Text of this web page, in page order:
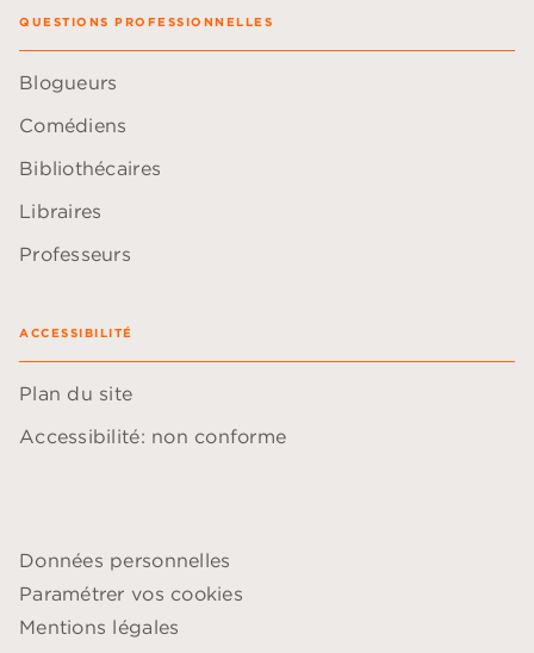
QUESTIONS PROFESSIONNELLES
Blogueurs
Comédiens
Bibliothécaires
Libraires
Professeurs
ACCESSIBILITÉ
Plan du site
Accessibilité: non conforme
Données personnelles
Paramétrer vos cookies
Mentions légales